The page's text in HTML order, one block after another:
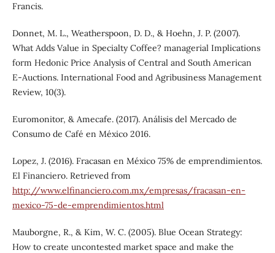
Francis.
Donnet, M. L., Weatherspoon, D. D., & Hoehn, J. P. (2007).
What Adds Value in Specialty Coffee? managerial Implications
form Hedonic Price Analysis of Central and South American
E-Auctions. International Food and Agribusiness Management
Review, 10(3).
Euromonitor, & Amecafe. (2017). Análisis del Mercado de
Consumo de Café en México 2016.
Lopez, J. (2016). Fracasan en México 75% de emprendimientos.
El Financiero. Retrieved from
http://www.elfinanciero.com.mx/empresas/fracasan-en-
mexico-75-de-emprendimientos.html
Mauborgne, R., & Kim, W. C. (2005). Blue Ocean Strategy:
How to create uncontested market space and make the